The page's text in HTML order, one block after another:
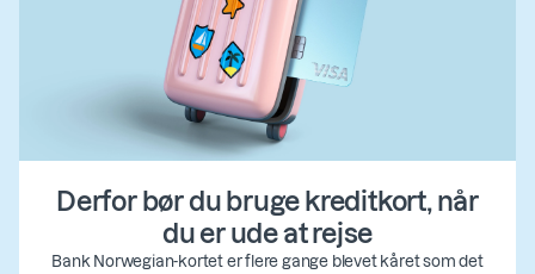
Derfor bør du bruge kreditkort, når
du er ude at rejse
Bank Norwegian-kortet er flere gange blevet kåret som det